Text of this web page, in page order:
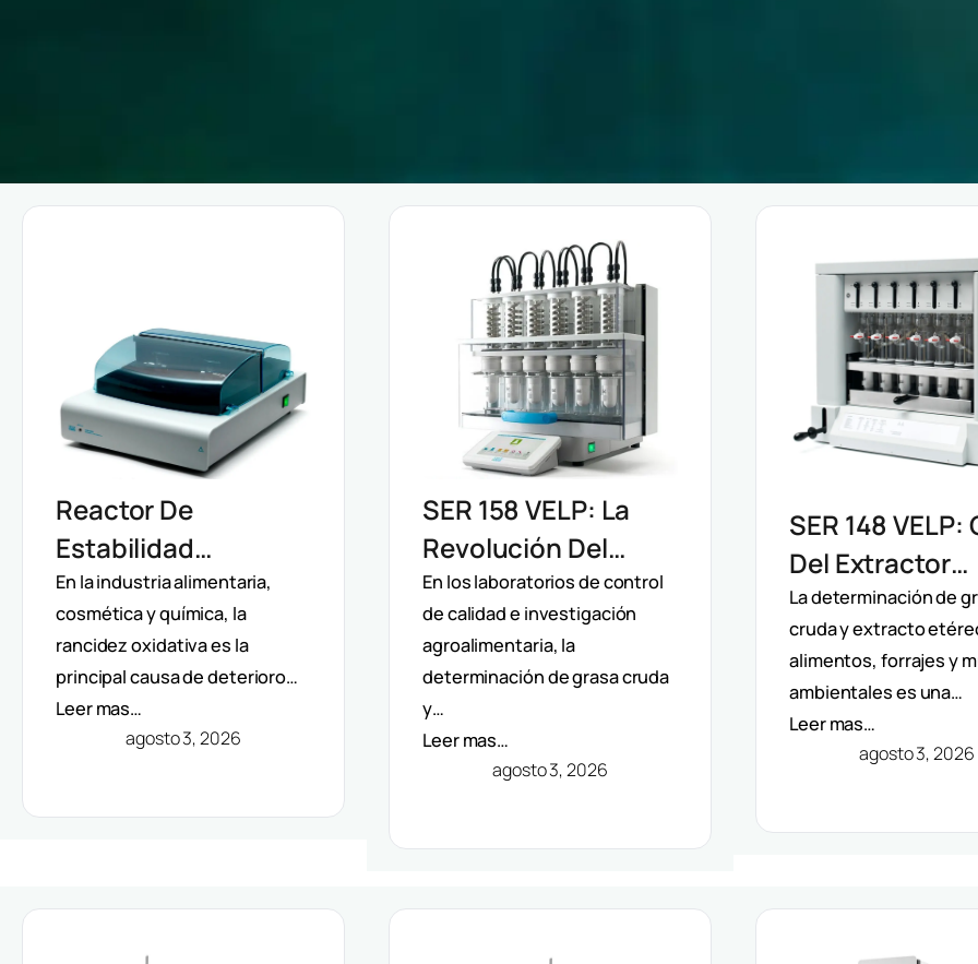
Reactor De
Estabilidad
Oxidativa OXITEST
VELP: Análisis
Directo De Vida Útil
Sin Extracción De
Grasa
En la industria alimentaria,
cosmética y química, la
rancidez oxidativa es la
principal causa de deterioro…
Leer mas…
agosto 3, 2026
SER 158 VELP: La
Revolución Del
Extractor
Automático De
Solventes Por
Método Randall
En los laboratorios de control
de calidad e investigación
agroalimentaria, la
determinación de grasa cruda
y…
Leer mas…
agosto 3, 2026
SER 148 VELP:
Del Extractor
Solventes Por
Método
La determinación de
cruda y extracto
alimentos, forrajes y
ambientales es una…
Leer mas…
agosto 3, 2026